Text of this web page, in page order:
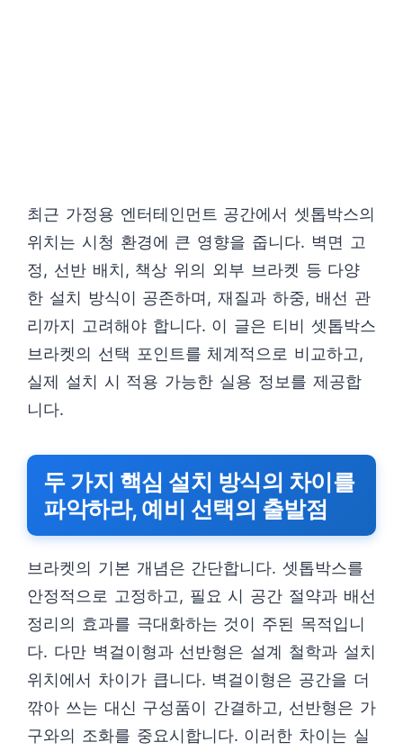
최근 가정용 엔터테인먼트 공간에서 셋톱박스의
위치는 시청 환경에 큰 영향을 줍니다. 벽면 고
정, 선반 배치, 책상 위의 외부 브라켓 등 다양
한 설치 방식이 공존하며, 재질과 하중, 배선 관
리까지 고려해야 합니다. 이 글은 티비 셋톱박스
브라켓의 선택 포인트를 체계적으로 비교하고,
실제 설치 시 적용 가능한 실용 정보를 제공합
니다.
두 가지 핵심 설치 방식의 차이를
파악하라, 예비 선택의 출발점
브라켓의 기본 개념은 간단합니다. 셋톱박스를
안정적으로 고정하고, 필요 시 공간 절약과 배선
정리의 효과를 극대화하는 것이 주된 목적입니
다. 다만 벽걸이형과 선반형은 설계 철학과 설치
위치에서 차이가 큽니다. 벽걸이형은 공간을 더
깎아 쓰는 대신 구성품이 간결하고, 선반형은 가
구와의 조화를 중요시합니다. 이러한 차이는 실